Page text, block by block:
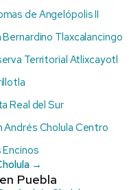
de Angelópolis II
Tlaxcalancingo
Territorial Atlixcayotl
Real del Sur
Andrés Cholula Centro
→
Puebla